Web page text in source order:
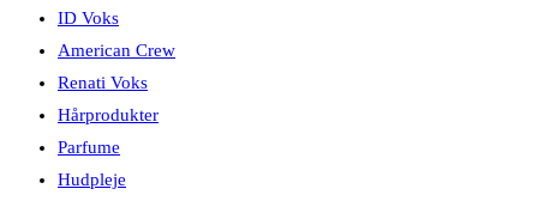
ID Voks
American Crew
Renati Voks
Hårprodukter
Parfume
Hudpleje